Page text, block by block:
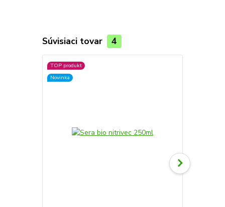
Súvisiaci tovar 4
TOP produkt
Novinka